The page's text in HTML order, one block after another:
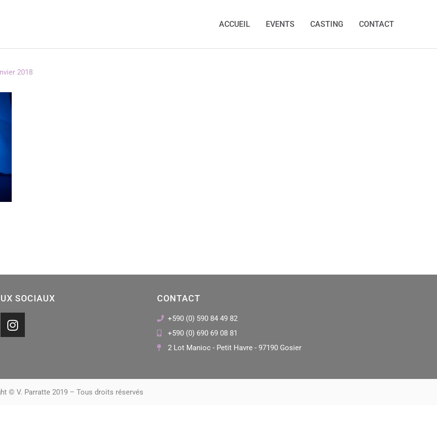
ACCUEIL EVENTS CASTING CONTACT
2018
SOCIAUX
I
n
g
r
CONTACT
+590 (0) 590 84 49 82
+590 (0) 690 69 08 81
2 Lot Manioc - Petit Havre - 97190 Gosier
© V. Parratte 2019 – Tous droits réservés